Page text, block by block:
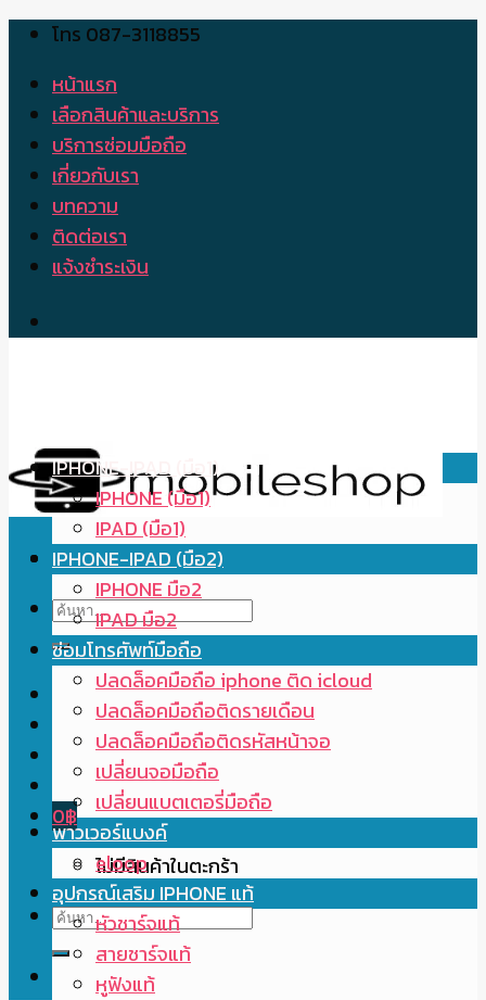
Skip
content
โทร 087-3118855
หน้าแรก
เลือกสินค้าและบริการ
บริการซ่อมมือถือ
เกี่ยวกับเรา
บทความ
ติดต่อเรา
แจ้งชำระเงิน
ค้นหา:
0฿
ไม่มีสินค้าในตะกร้า
ค้นหา:
IPHONE-IPAD (มือ1)
IPHONE (มือ1)
IPAD (มือ1)
IPHONE-IPAD (มือ2)
IPHONE มือ2
IPAD มือ2
ซ่อมโทรศัพท์มือถือ
ปลดล็อคมือถือ iphone ติด icloud
ปลดล็อคมือถือติดรายเดือน
ปลดล็อคมือถือติดรหัสหน้าจอ
เปลี่ยนจอมือถือ
เปลี่ยนแบตเตอรี่มือถือ
พาวเวอร์แบงค์
eloop
อุปกรณ์เสริม IPHONE แท้
หัวชาร์จแท้
สายชาร์จแท้
หูฟังแท้